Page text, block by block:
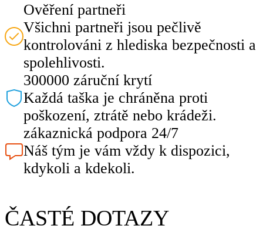
Ověření partneři
Všichni partneři jsou pečlivě
kontrolováni z hlediska bezpečnosti a
spolehlivosti.
300000 záruční krytí
Každá taška je chráněna proti
poškození, ztrátě nebo krádeži.
zákaznická podpora 24/7
Náš tým je vám vždy k dispozici,
kdykoli a kdekoli.
ČASTÉ DOTAZY